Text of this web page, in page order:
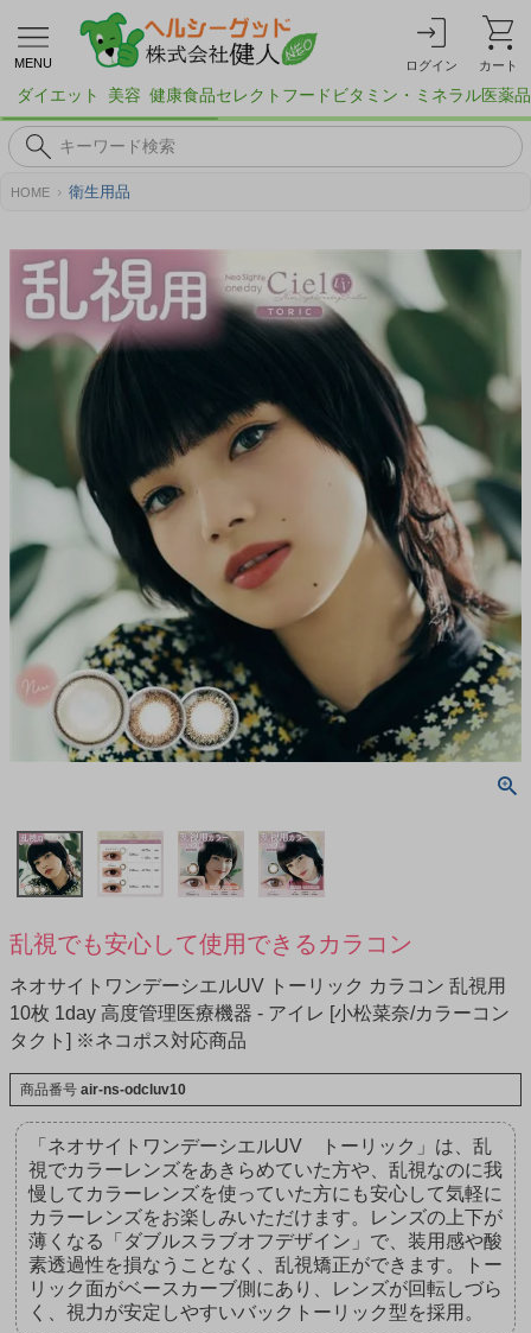
MENU ログイン カート
ダイエット 美容 健康食品セレクトフード ビタミン・ミネラル医薬品
HOME 衛生用品
乱視でも安心して使用できるカラコン
ネオサイトワンデーシエルUV トーリック カラコン 乱視用
10枚 1day 高度管理医療機器 - アイレ [小松菜奈/カラーコン
タクト] ※ネコポス対応商品
商品番号 air-ns-odcluv10
「ネオサイトワンデーシエルUV トーリック」は、乱
視でカラーレンズをあきらめていた方や、乱視なのに我
慢してカラーレンズを使っていた方にも安心して気軽に
カラーレンズをお楽しみいただけます。レンズの上下が
薄くなる「ダブルスラブオフデザイン」で、装用感や酸
素透過性を損なうことなく、乱視矯正ができます。トー
リック面がベースカーブ側にあり、レンズが回転しづら
く、視力が安定しやすいバックトーリック型を採用。